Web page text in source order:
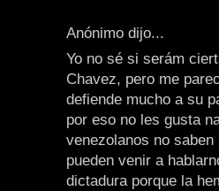
Anónimo dijo...
Yo no sé si serám
Chavez, pero me
defiende mucho a su
por eso no les gusta
venezolanos no
pueden venir a
dictadura porque la